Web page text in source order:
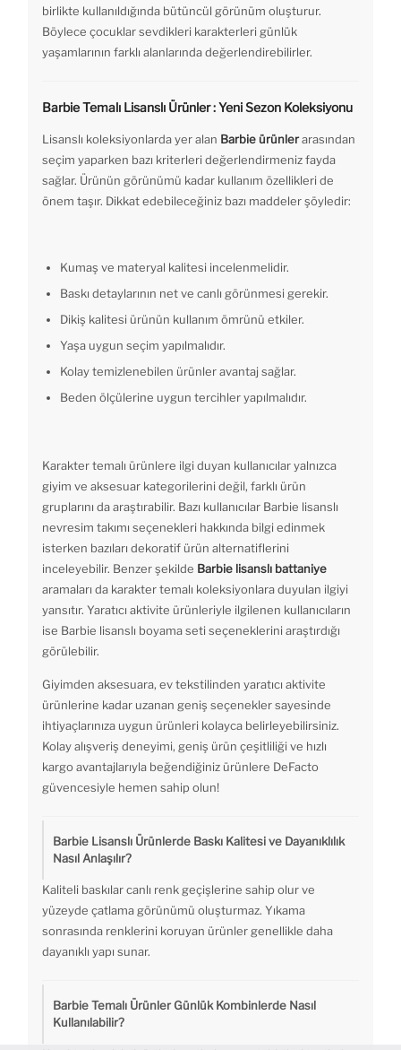
birlikte kullanıldığında bütüncül görünüm oluşturur.
Böylece çocuklar sevdikleri karakterleri günlük
yaşamlarının farklı alanlarında değerlendirebilirler.
Barbie Temalı Lisanslı Ürünler : Yeni Sezon Koleksiyonu
Lisanslı koleksiyonlarda yer alan Barbie ürünlerarasından
seçim yaparken bazı kriterleri değerlendirmeniz fayda
sağlar. Ürünün görünümü kadar kullanım özellikleri de
önem taşır. Dikkat edebileceğiniz bazı maddeler şöyledir:
Kumaş ve materyal kalitesi incelenmelidir.
Baskı detaylarının net ve canlı görünmesi gerekir.
Dikiş kalitesi ürünün kullanım ömrünü etkiler.
Yaşa uygun seçim yapılmalıdır.
Kolay temizlenebilen ürünler avantaj sağlar.
Beden ölçülerine uygun tercihler yapılmalıdır.
Karakter temalı ürünlere ilgi duyan kullanıcılar yalnızca
giyim ve aksesuar kategorilerini değil, farklı ürün
gruplarını da araştırabilir. Bazı kullanıcılar Barbie lisanslı
nevresim takımı seçenekleri hakkında bilgi edinmek
isterken bazıları dekoratif ürün alternatiflerini
inceleyebilir. Benzer şekilde Barbie lisanslı battaniye
aramaları da karakter temalı koleksiyonlara duyulan ilgiyi
yansıtır. Yaratıcı aktivite ürünleriyle ilgilenen kullanıcıların
ise Barbie lisanslı boyama seti seçeneklerini araştırdığı
görülebilir.
Giyimden aksesuara, ev tekstilinden yaratıcı aktivite
ürünlerine kadar uzanan geniş seçenekler sayesinde
ihtiyaçlarınıza uygun ürünleri kolayca belirleyebilirsiniz.
Kolay alışveriş deneyimi, geniş ürün çeşitliliği ve hızlı
kargo avantajlarıyla beğendiğiniz ürünlere DeFacto
güvencesiyle hemen sahip olun!
Barbie Lisanslı Ürünlerde Baskı Kalitesi ve Dayanıklılık
Nasıl Anlaşılır?
Kaliteli baskılar canlı renk geçişlerine sahip olur ve
yüzeyde çatlama görünümü oluşturmaz. Yıkama
sonrasında renklerini koruyan ürünler genellikle daha
dayanıklı yapı sunar.
Barbie Temalı Ürünler Günlük Kombinlerde Nasıl
Kullanılabilir?